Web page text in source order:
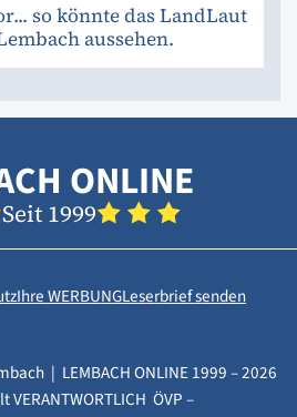
so könnte das LandLaut
aussehen.
ONLINE
Seit 1999
Ihre WERBUNGLeserbrief senden
| LEMBACH ONLINE 1999 – 2026
VERANTWORTLICH ÖVP –